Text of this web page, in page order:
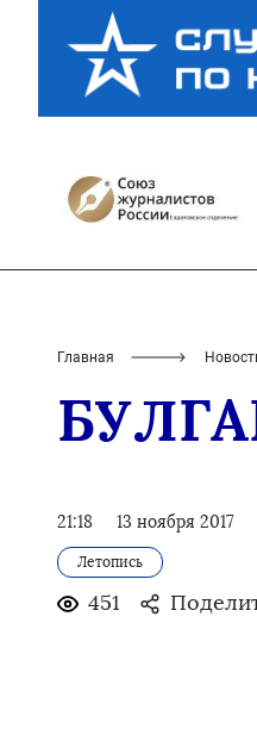
Главная
21:18 13 ноября 2017
Летопись
451